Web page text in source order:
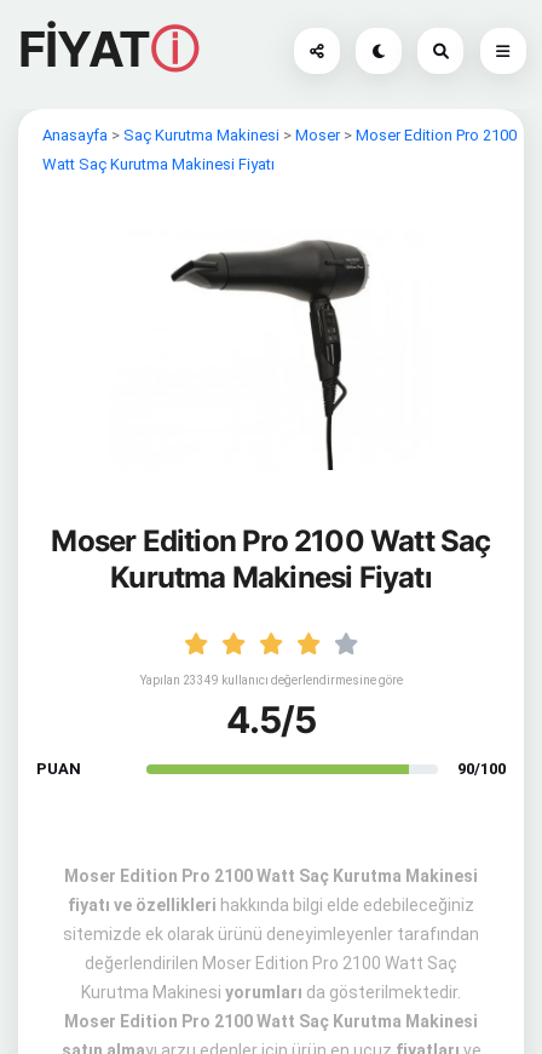
FİYATⓘ
Anasayfa > Saç Kurutma Makinesi > Moser> Moser Edition Pro 2100
Watt Saç Kurutma Makinesi Fiyatı
Moser Edition Pro 2100 Watt Saç
Kurutma Makinesi Fiyatı
Yapılan 23349 kullanıcı değerlendirmesine göre
4.5/5
PUAN 90/100
Moser Edition Pro 2100 Watt Saç Kurutma Makinesi
fiyatı ve özellikleri hakkında bilgi elde edebileceğiniz
sitemizde ek olarak ürünü deneyimleyenler tarafından
değerlendirilen Moser Edition Pro 2100 Watt Saç
Kurutma Makinesi yorumları da gösterilmektedir.
Moser Edition Pro 2100 Watt Saç Kurutma Makinesi